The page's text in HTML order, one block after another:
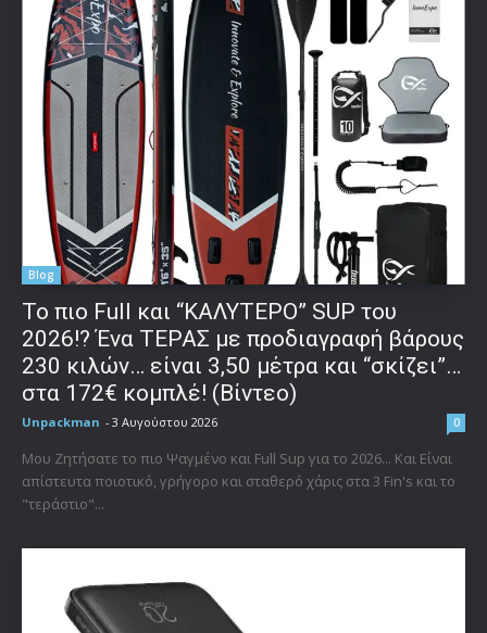
Blog
To πιο Full και “ΚΑΛΥΤΕΡΟ” SUP του
2026!? Ένα ΤΕΡΑΣ με προδιαγραφή βάρους
230 κιλών… είναι 3,50 μέτρα και “σκίζει”…
στα 172€ κομπλέ! (Βίντεο)
Unpackman - 3 Αυγούστου 2026 0
Μου Ζητήσατε το πιο Ψαγμένο και Full Sup για το 2026... Και Είναι
απίστευτα ποιοτικό, γρήγορο και σταθερό χάρις στα 3 Fin's και το
"τεράστιο"...